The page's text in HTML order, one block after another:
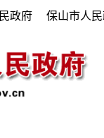
政府 保山市人